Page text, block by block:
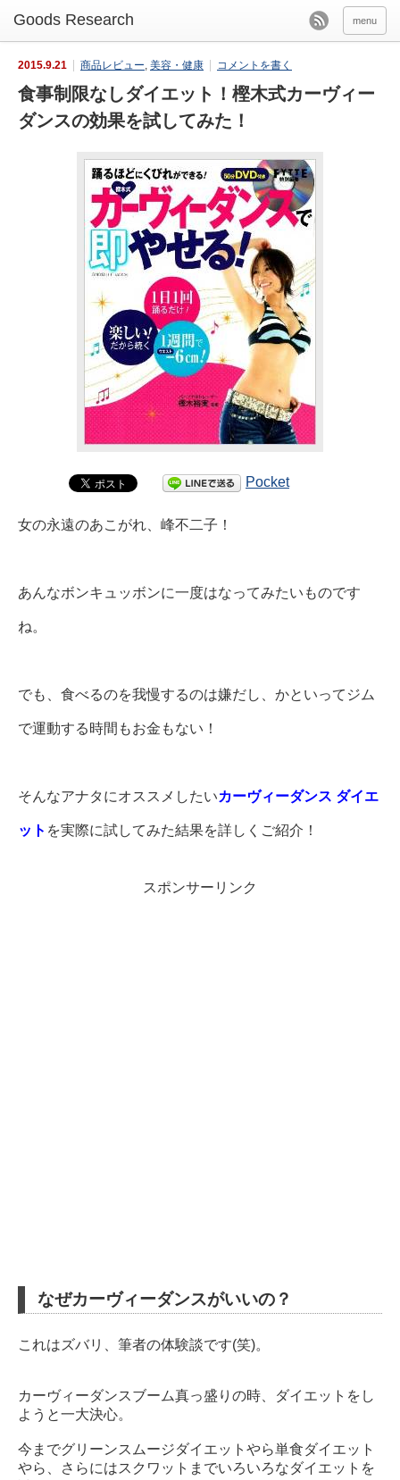
menu
2015.9.21 商品レビュー, 美容・健康 コメントを書く
食事制限なしダイエット！樫木式カーヴィー
ダンスの効果を試してみた！
Pocket
女の永遠のあこがれ、峰不二子！
あんなボンキュッボンに一度はなってみたいものです
ね。
でも、食べるのを我慢するのは嫌だし、かといってジム
で運動する時間もお金もない！
そんなアナタにオススメしたいカーヴィーダンス ダイエ
ット を実際に試してみた結果を詳しくご紹介！
スポンサーリンク
なぜカーヴィーダンスがいいの？
これはズバリ、筆者の体験談です(笑)。
カーヴィーダンスブーム真っ盛りの時、ダイエットをし
ようと一大決心。
今までグリーンスムージダイエットやら単食ダイエット
やら、さらにはスクワットまでいろいろなダイエットを